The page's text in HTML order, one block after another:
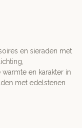
en sieraden met
en karakter in
met edelstenen